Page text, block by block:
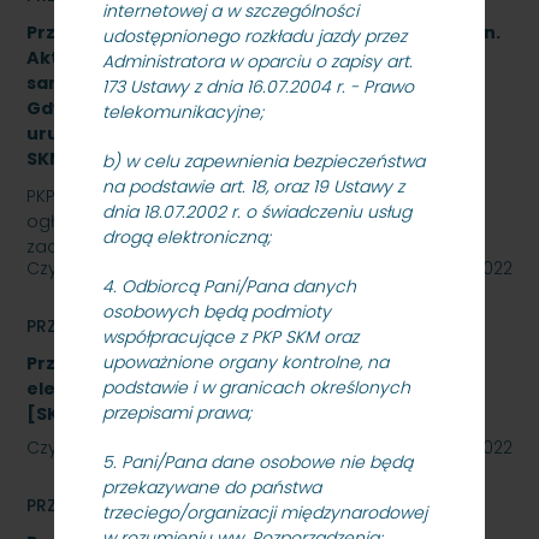
internetowej a w szczególności
udostępnionego rozkładu jazdy przez
Administratora w oparciu o zapisy art.
173 Ustawy z dnia 16.07.2004 r. - Prawo
telekomunikacyjne;
b) w celu zapewnienia bezpieczeństwa
na podstawie art. 18, oraz 19 Ustawy z
dnia 18.07.2002 r. o świadczeniu usług
drogą elektroniczną;
4. Odbiorcą Pani/Pana danych
osobowych będą podmioty
współpracujące z PKP SKM oraz
upoważnione organy kontrolne, na
podstawie i w granicach określonych
przepisami prawa;
5. Pani/Pana dane osobowe nie będą
przekazywane do państwa
trzeciego/organizacji międzynarodowej
Przetarg nieograniczony na wykonanie zadania pn.
Aktualizacja dokumentacji projektowej i budowa
samoczynnej blokady liniowej na odcinku Sopot –
Gdynia Orłowo wraz z wdrożeniem, rozruchem i
uruchomieniem urządzeń i systemów -
SKMMU.086.38.22.
PKP SZYBKA KOLEJ MIEJSKA W TRÓJMIEŚCIE Sp. z o.o.
ogłasza przetarg nieograniczony na wykonanie
zadania pn. Aktualizacja dokumentacji projektowej i…
Czytaj dalej
08 listopada 2022
PRZETARGI
Przetarg nieograniczony na zakup energii
elektrycznej nietrakcyjnej na rok 2023
[SKMMU.086.59.22]
Czytaj dalej
27 października 2022
PRZETARGI